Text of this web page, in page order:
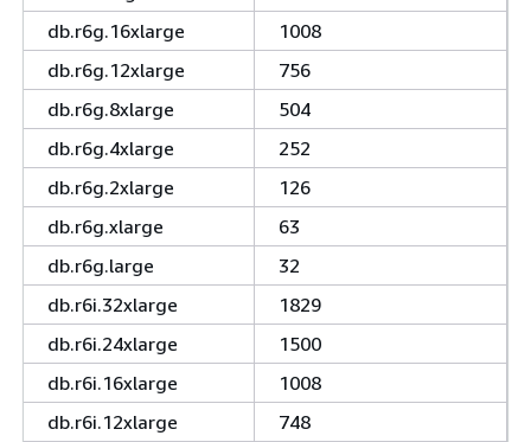
db.r6g.16xlarge
1008
db.r6g.12xlarge
756
db.r6g.8xlarge
504
db.r6g.4xlarge
252
db.r6g.2xlarge
126
db.r6g.xlarge
63
db.r6g.large
32
db.r6i.32xlarge
1829
db.r6i.24xlarge
1500
db.r6i.16xlarge
1008
db.r6i.12xlarge
748